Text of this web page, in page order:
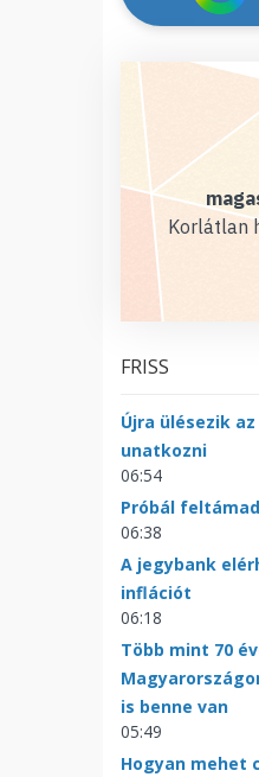
Korlátlan
FRISS
Újra ülésezik
unatkozni
06:54
Próbál
06:38
A jegybank
inflációt
06:18
Több mint 70
is benne van
05:49
Hogyan mehet